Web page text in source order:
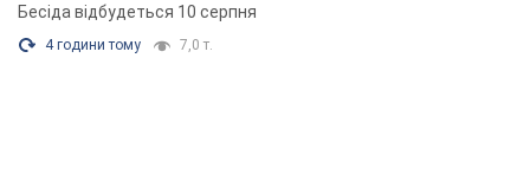
Бесіда відбудеться 10 серпня
4 години тому 7,0 т.